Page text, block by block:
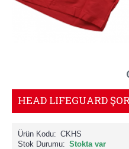
HEAD LIFEGUARD
Ürün Kodu: CKHS
Stok Durumu: Stokta var